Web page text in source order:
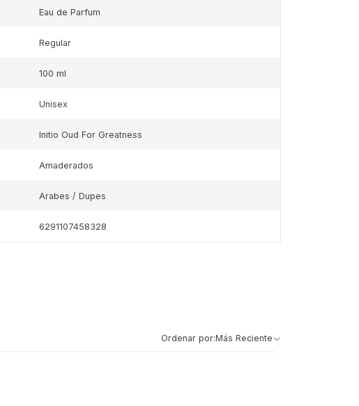
Eau de Parfum
Regular
100 ml
Unisex
Initio Oud For Greatness
Amaderados
Arabes / Dupes
6291107458328
Ordenar por:Más Reciente